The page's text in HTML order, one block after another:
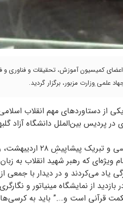
عالی، با حضور اعضای کمیسیون آموزش، تحقیقات و
ِوزارت مزبور، برگزار گردید.
از دستاوردهای مهم انقلاب
پردیس بین‌الملل دانشگاه آزاد
وی ضمن تبریک ۲۵ اردیبهشت‌ماه، روز پاسداشت زبان فارسی و بزرگداشت حکیم ابوالقاسم فردوسی و
ویژه‌ای که رهبر شهید انقلاب به
یاد می‌کردند و در دیدار با جمعی
قلم، در بهمن‌ماه ۱۳۸۱ فرمودند: ” من موافقم از فردوسی تجلیل شود. “در شهریورماه ۱۳۷۲ در بازدید از
قرآنی است و….” باید به